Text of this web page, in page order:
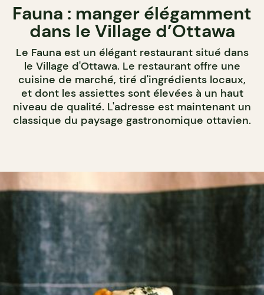
Fauna : manger élégamment
dans le Village d’Ottawa
Le Fauna est un élégant restaurant situé dans
le Village d'Ottawa. Le restaurant offre une
cuisine de marché, tiré d'ingrédients locaux,
et dont les assiettes sont élevées à un haut
niveau de qualité. L'adresse est maintenant un
classique du paysage gastronomique ottavien.